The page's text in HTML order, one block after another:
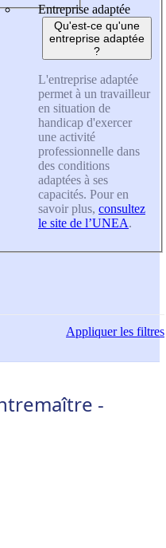
Entreprise adaptée
Qu'est-ce qu'une
entreprise adaptée
?
L'entreprise adaptée
permet à un travailleur
en situation de
handicap d'exercer
une activité
professionnelle dans
des conditions
adaptées à ses
capacités. Pour en
savoir plus, consultez
le site de l’UNEA.
Appliquerles filtres
-